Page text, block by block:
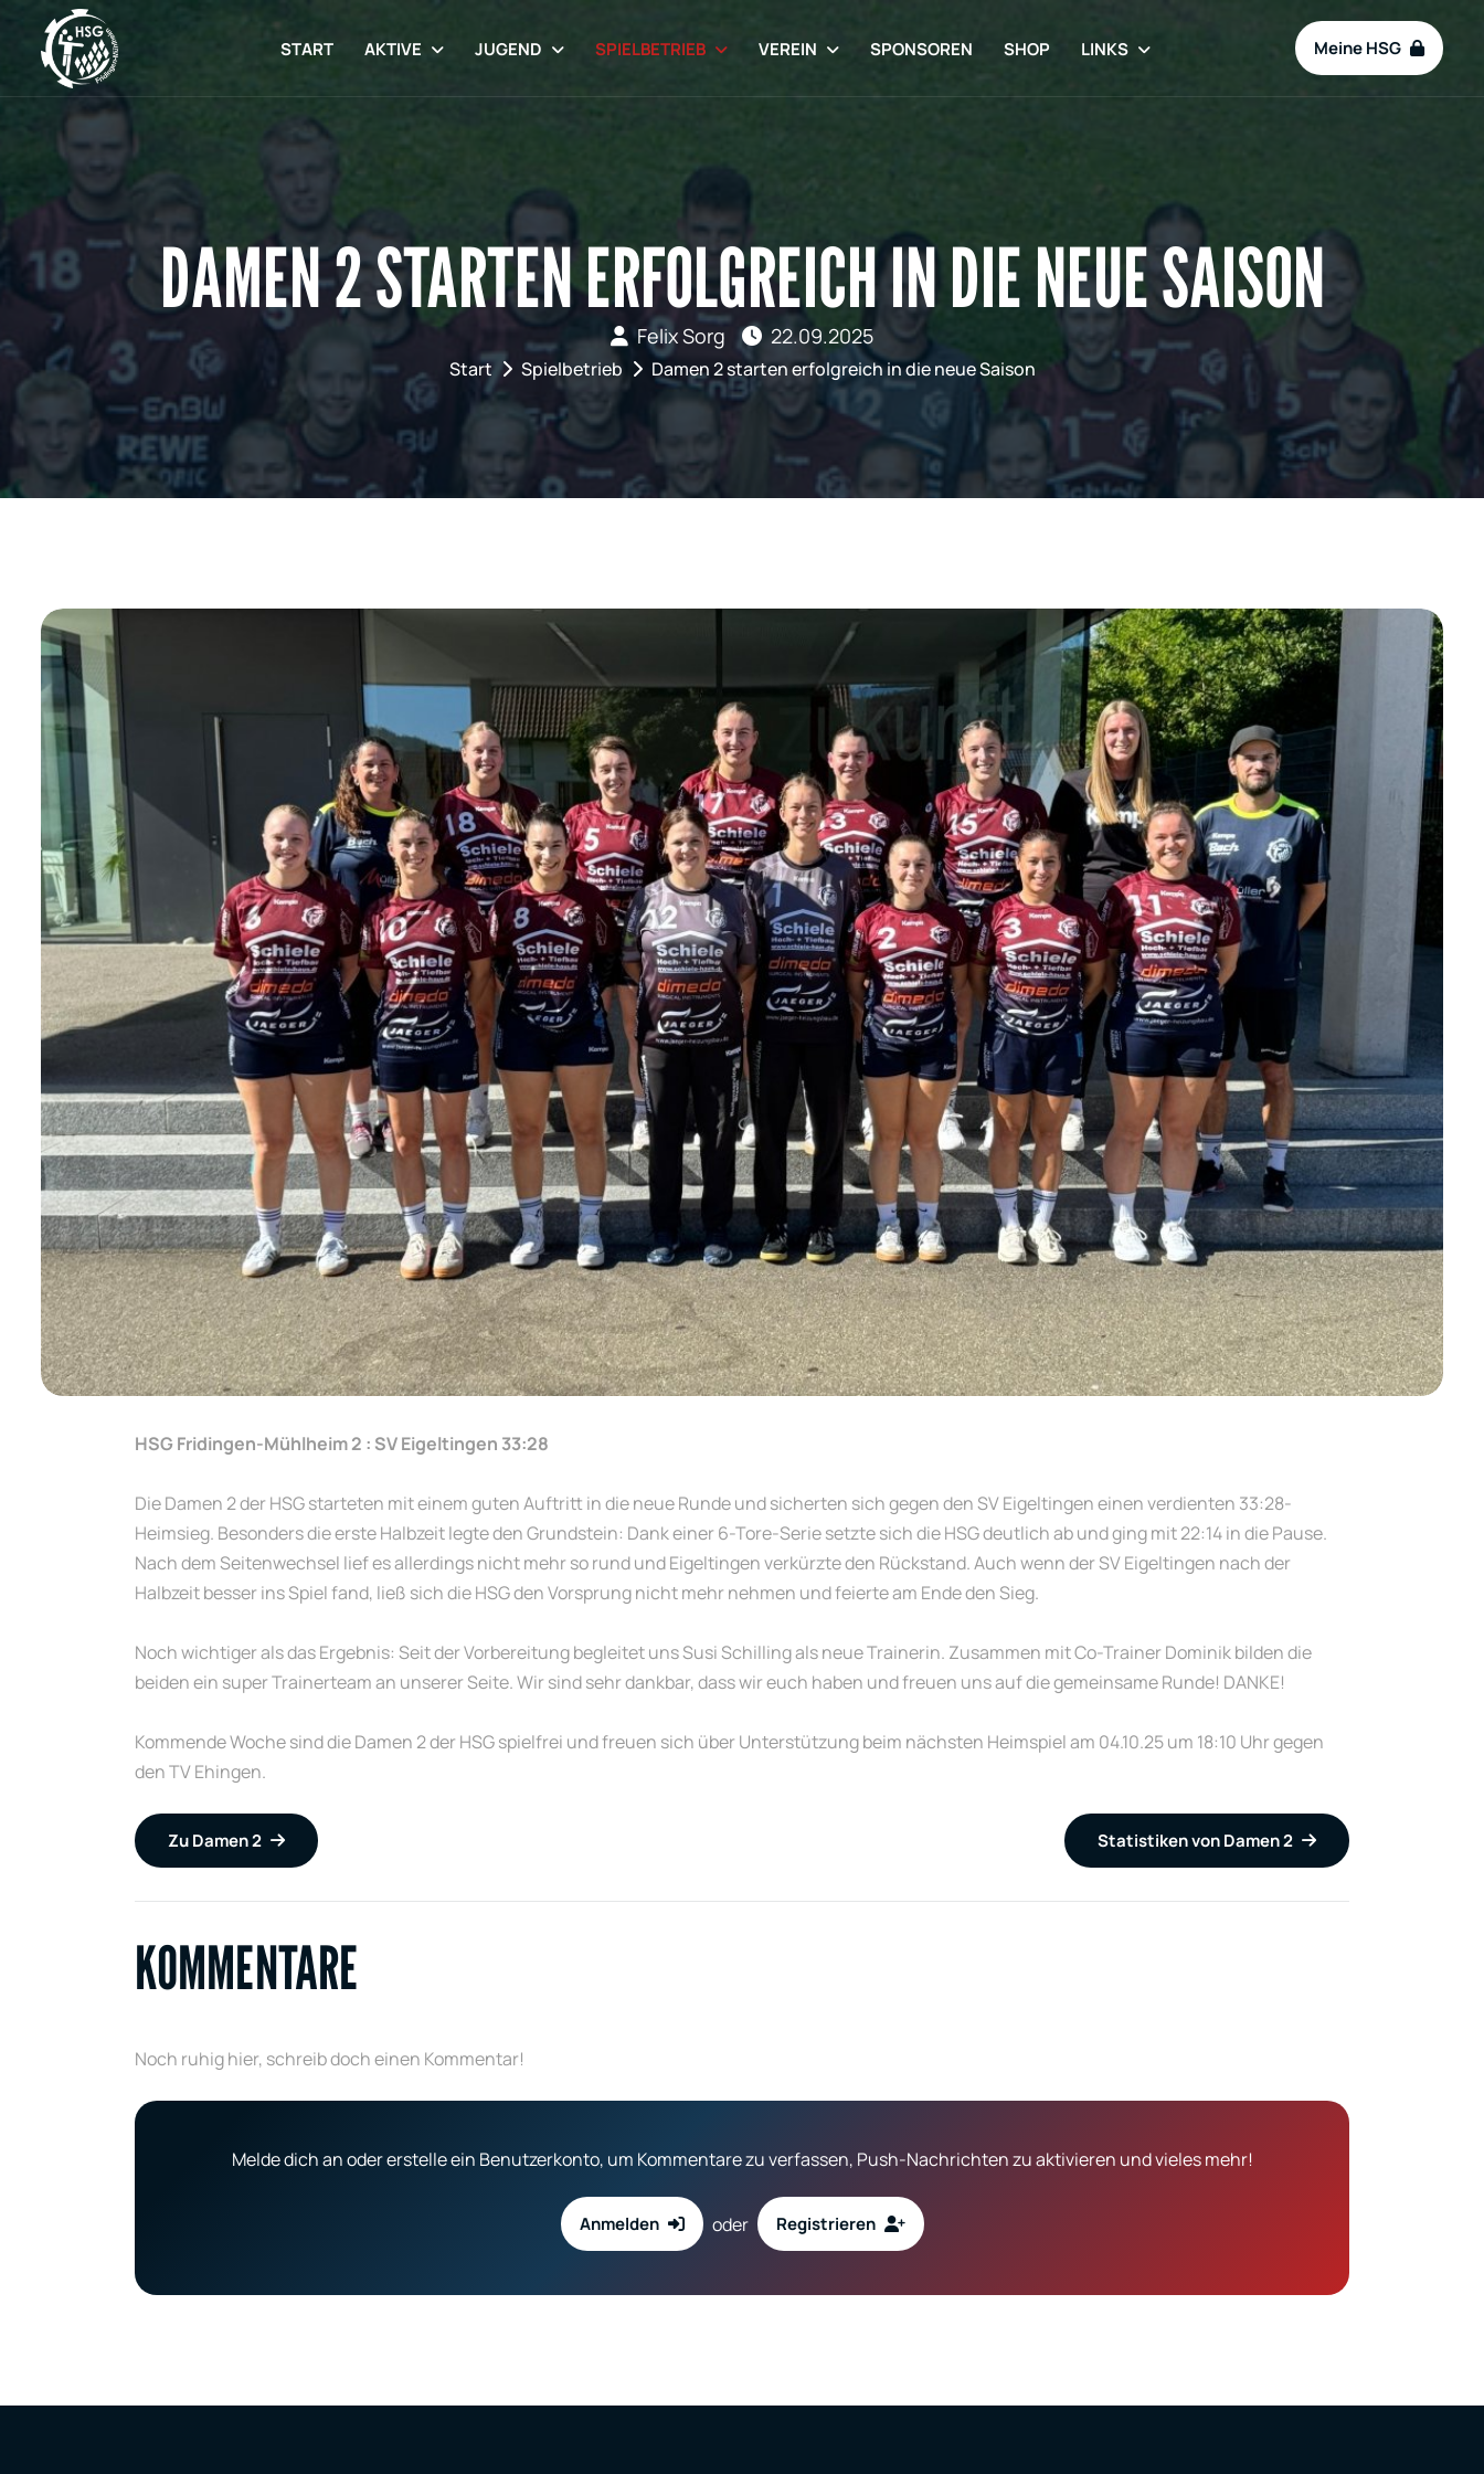
START AKTIVE JUGEND SPIELBETRIEB VEREIN SPONSOREN SHOP LINKS Meine HSG
DAMEN 2 STARTEN ERFOLGREICH IN DIE NEUE SAISON
Felix Sorg 22.09.2025
Start Spielbetrieb Damen 2 starten erfolgreich in die neue Saison
HSG Fridingen-Mühlheim 2 : SV Eigeltingen 33:28
Die Damen 2 der HSG starteten mit einem guten Auftritt in die neue Runde und sicherten sich gegen den SV Eigeltingen einen verdienten 33:28-
Heimsieg. Besonders die erste Halbzeit legte den Grundstein: Dank einer 6-Tore-Serie setzte sich die HSG deutlich ab und ging mit 22:14 in die Pause.
Nach dem Seitenwechsel lief es allerdings nicht mehr so rund und Eigeltingen verkürzte den Rückstand. Auch wenn der SV Eigeltingen nach der
Halbzeit besser ins Spiel fand, ließ sich die HSG den Vorsprung nicht mehr nehmen und feierte am Ende den Sieg.
Noch wichtiger als das Ergebnis: Seit der Vorbereitung begleitet uns Susi Schilling als neue Trainerin. Zusammen mit Co-Trainer Dominik bilden die
beiden ein super Trainerteam an unserer Seite. Wir sind sehr dankbar, dass wir euch haben und freuen uns auf die gemeinsame Runde! DANKE!
Kommende Woche sind die Damen 2 der HSG spielfrei und freuen sich über Unterstützung beim nächsten Heimspiel am 04.10.25 um 18:10 Uhr gegen
den TV Ehingen.
Zu Damen 2 Statistiken von Damen 2
KOMMENTARE
Noch ruhig hier, schreib doch einen Kommentar!
Melde dich an oder erstelle ein Benutzerkonto, um Kommentare zu verfassen, Push-Nachrichten zu aktivieren und vieles mehr!
Anmelden oder Registrieren